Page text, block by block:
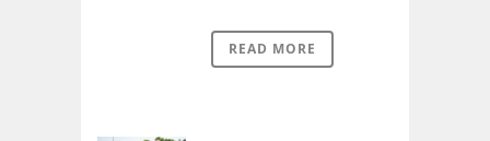
READ MORE